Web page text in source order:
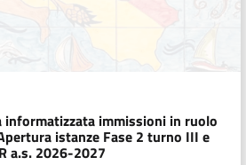
informatizzata immissioni in ruolo
istanze Fase 2 turno III e
a.s. 2026-2027